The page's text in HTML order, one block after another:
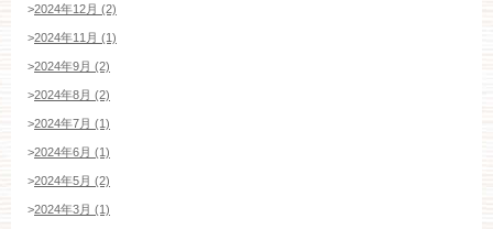
>2024年12月 (2)
>2024年11月 (1)
>2024年9月 (2)
>2024年8月 (2)
>2024年7月 (1)
>2024年6月 (1)
>2024年5月 (2)
>2024年3月 (1)